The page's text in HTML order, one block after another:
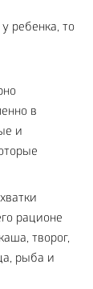
ребенка, то
в
и
рационе
творог,
рыба и